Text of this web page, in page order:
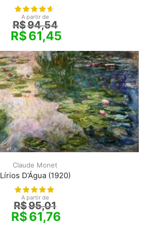
A partir de
R$94,54
R$61,45
Claude Monet
Lírios D’Água (1920)
A partir de
R$95,01
R$61,76